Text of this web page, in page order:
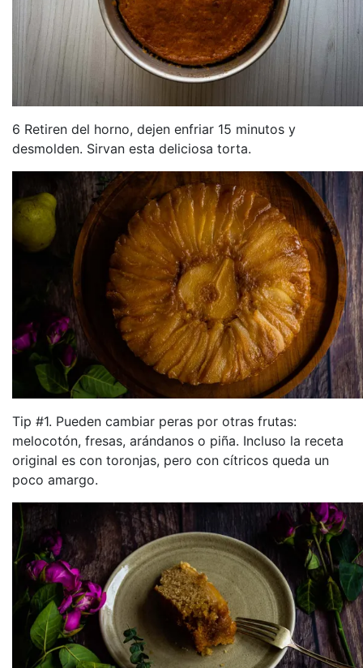
6 Retiren del horno, dejen enfriar 15 minutos y
desmolden. Sirvan esta deliciosa torta.
Tip #1. Pueden cambiar peras por otras frutas:
melocotón, fresas, arándanos o piña. Incluso la receta
original es con toronjas, pero con cítricos queda un
poco amargo.